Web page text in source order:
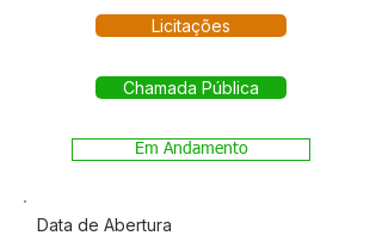
Licitações
Chamada Pública
Em Andamento
Data de Abertura